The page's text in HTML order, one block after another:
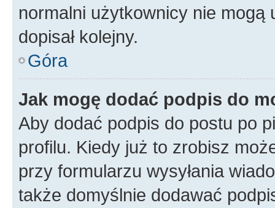
normalni użytkownicy nie
dopisał kolejny.
Góra
Jak mogę dodać podpis do
Aby dodać podpis do postu po
profilu. Kiedy już to zrobisz
przy formularzu wysyłania
także domyślnie dodawać